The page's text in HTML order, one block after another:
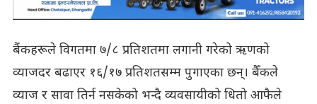
बैंकहरूले विगतमा ७/८ प्रतिशतमा लगानी गरेको ऋणको
व्याजदर बढाएर १६/१७ प्रतिशतसम्म पुगाएका छन्। बैँकले
व्याज र सावा तिर्न नसकेको भन्दै व्यवसायीको धितो आफैले